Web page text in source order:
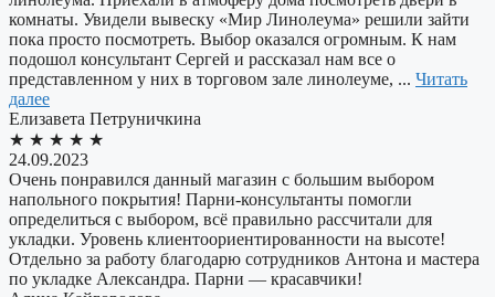
комнаты. Увидели вывеску «Мир Линолеума» решили зайти
пока просто посмотреть. Выбор оказался огромным. К нам
подошол консультант Сергей и рассказал нам все о
представленном у них в торговом зале линолеуме, ... Читать
далее
Елизавета Петруничкина
★ ★ ★ ★ ★
24.09.2023
Очень понравился данный магазин с большим выбором
напольного покрытия! Парни-консультанты помогли
определиться с выбором, всё правильно рассчитали для
укладки. Уровень клиентоориентированности на высоте!
Отдельно за работу благодарю сотрудников Антона и мастера
по укладке Александра. Парни — красавчики!